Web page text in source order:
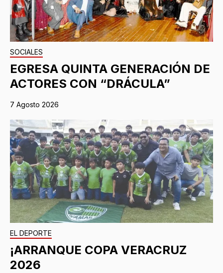
SOCIALES
EGRESA QUINTA GENERACIÓN DE
ACTORES CON “DRÁCULA”
7 Agosto 2026
EL DEPORTE
¡ARRANQUE COPA VERACRUZ
2026